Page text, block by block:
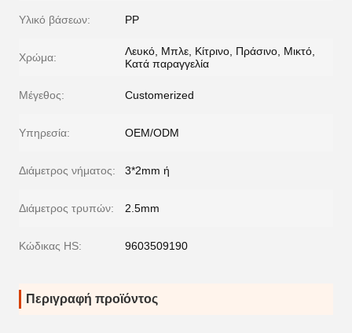
Υλικό βάσεων: PP
Χρώμα:
Λευκό, Μπλε, Κίτρινο, Πράσινο, Μικτό,
Κατά παραγγελία
Μέγεθος: Customerized
Υπηρεσία: OEM/ODM
Διάμετρος νήματος: 3*2mm ή
Διάμετρος τρυπών: 2.5mm
Κώδικας HS: 9603509190
Περιγραφή προϊόντος